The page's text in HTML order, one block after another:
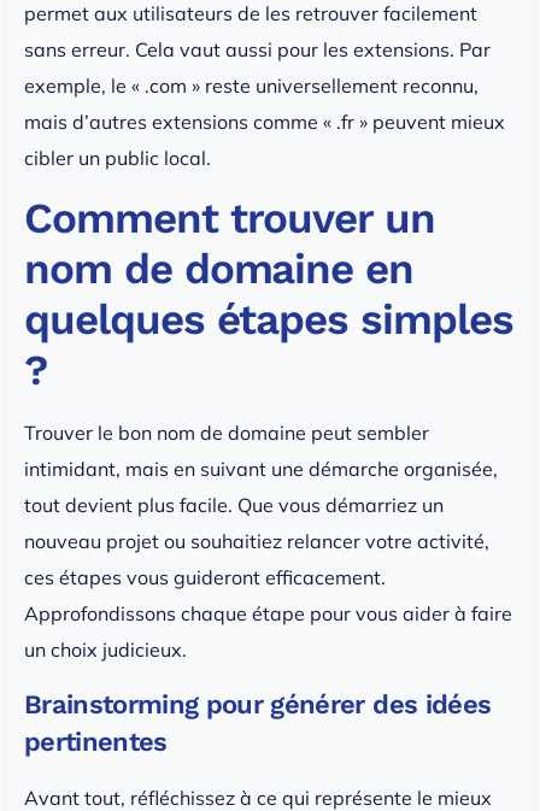
permet aux utilisateurs de les retrouver facilement
sans erreur. Cela vaut aussi pour les extensions. Par
exemple, le « .com » reste universellement reconnu,
mais d’autres extensions comme « .fr » peuvent mieux
cibler un public local.
Comment trouver un
nom de domaine en
quelques étapes simples
?
Trouver le bon nom de domaine peut sembler
intimidant, mais en suivant une démarche organisée,
tout devient plus facile. Que vous démarriez un
nouveau projet ou souhaitiez relancer votre activité,
ces étapes vous guideront efficacement.
Approfondissons chaque étape pour vous aider à faire
un choix judicieux.
Brainstorming pour générer des idées
pertinentes
Avant tout, réfléchissez à ce qui représente le mieux